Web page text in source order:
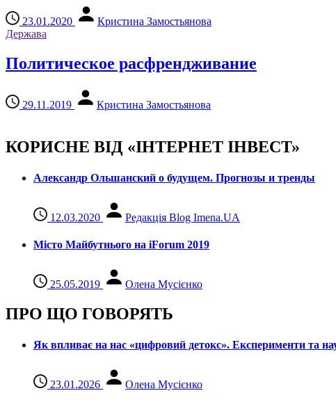
23.01.2020
Кристина Замостьянова
Держава
Политическое расфрендживание
29.11.2019 Кристина Замостьянова
КОРИСНЕ ВІД «ІНТЕРНЕТ ІНВЕСТ»
Александр Ольшанский о будущем. Прогнозы и тренды
12.03.2020 Редакція Blog Imena.UA
Місто Майбутнього на iForum 2019
25.05.2019 Олена Мусієнко
ПРО ЩО ГОВОРЯТЬ
Як впливає на нас «цифровий детокс». Експерименти та
23.01.2026 Олена Мусієнко